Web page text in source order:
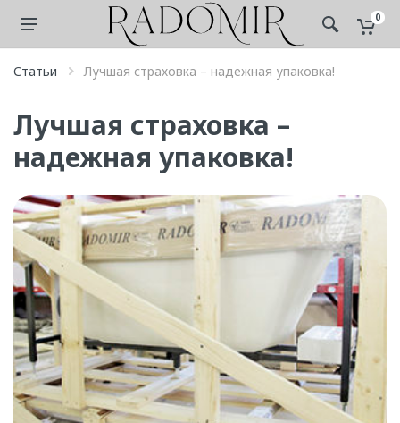
0
Статьи Лучшая страховка – надежная упаковка!
Лучшая страховка –
надежная упаковка!